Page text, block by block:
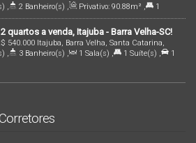
, 2 Banheiro(s) , Privativo: 90.88m² ,
1
, 1000mDistância do Mar
quartos a venda, Itajuba - Barra Velha-SC!
540.000 Itajuba, Barra Velha, Santa Catarina,
, 3 Banheiro(s) , 1 Sala(s) , 1 Suíte(s) ,
1